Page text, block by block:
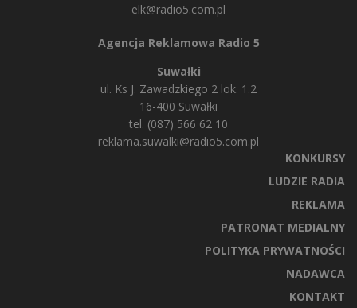
elk@radio5.com.pl
Agencja Reklamowa Radio 5
Suwałki
ul. Ks J. Zawadzkiego 2 lok. 1.2
16-400 Suwałki
tel. (087) 566 62 10
reklama.suwalki@radio5.com.pl
KONKURSY
LUDZIE RADIA
REKLAMA
PATRONAT MEDIALNY
POLITYKA PRYWATNOŚCI
NADAWCA
KONTAKT